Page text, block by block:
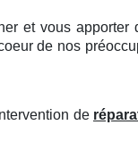
et vous apporter
de nos
de